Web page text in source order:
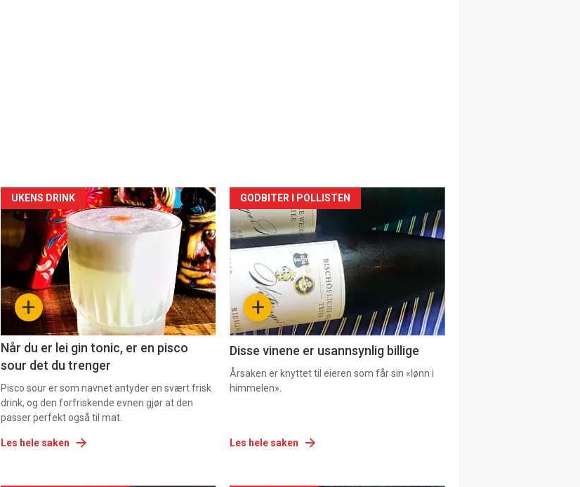
Forsiden
akkurat
nå
-
+
UKENS DRINK
Når du er lei gin tonic, er en pisco
sour det du trenger
Pisco sour er som navnet antyder en svært frisk
drink, og den forfriskende evnen gjør at den
passer perfekt også til mat.
Les hele saken
Forsiden
akkurat
nå
3 +
GODBITER I POLLISTEN
Disse vinene er usannsynlig billige
Årsaken er knyttet til eieren som får sin «lønn i
himmelen».
Les hele saken